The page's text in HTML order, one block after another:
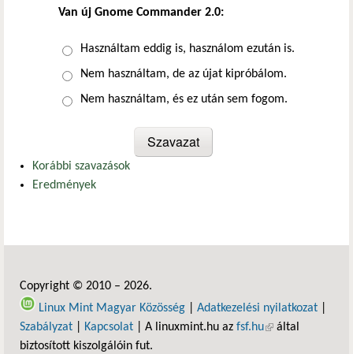
Van új Gnome Commander 2.0:
Választások
Használtam eddig is, használom ezután is.
Nem használtam, de az újat kipróbálom.
Nem használtam, és ez után sem fogom.
Korábbi szavazások
Eredmények
Copyright © 2010 – 2026.
Linux Mint Magyar Közösség
Adatkezelési nyilatkozat
Szabályzat
Kapcsolat | A linuxmint.hu az fsf.hu(külső hivatkozás)
által
biztosított kiszolgálóin fut.